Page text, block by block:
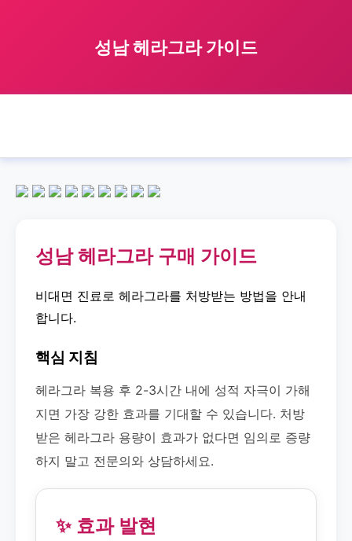
성남 헤라그라 가이드
성남 헤라그라 구매 가이드
비대면 진료로 헤라그라를 처방받는 방법을 안내
합니다.
핵심 지침
헤라그라 복용 후 2-3시간 내에 성적 자극이 가해
지면 가장 강한 효과를 기대할 수 있습니다. 처방
받은 헤라그라 용량이 효과가 없다면 임의로 증량
하지 말고 전문의와 상담하세요.
✨ 효과 발현